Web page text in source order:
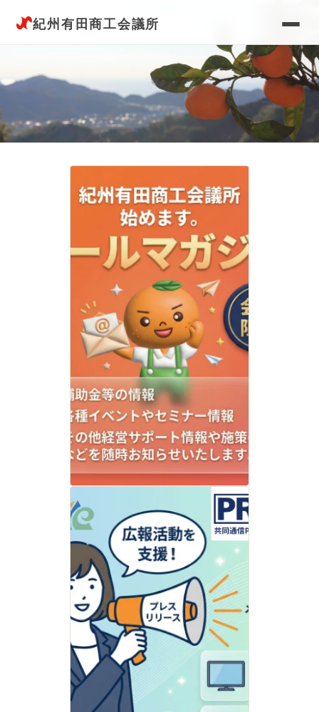
紀州有田商工会議所